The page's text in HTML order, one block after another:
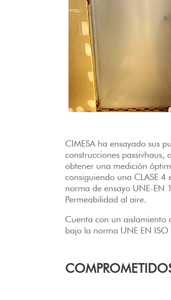
CIMESA ha ensayado sus
construcciones passivhaus,
obtener una medición
consiguiendo una CLASE
norma de ensayo UNE-EN
Permeabilidad al aire.
Cuenta con un aislamiento
bajo la norma UNE EN